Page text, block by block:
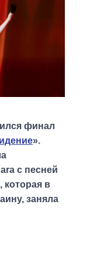
финал
».
с песней
которая в
заняла